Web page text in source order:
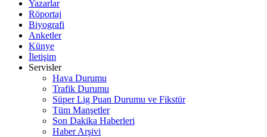
Yazarlar
Röportaj
Biyografi
Anketler
Künye
İletişim
Servisler
Hava Durumu
Trafik Durumu
Süper Lig Puan Durumu ve Fikstür
Tüm Manşetler
Son Dakika Haberleri
Haber Arşivi